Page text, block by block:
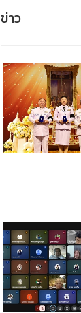
ข่าว